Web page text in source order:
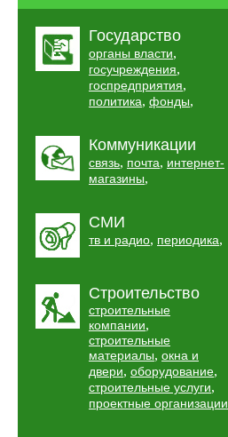
Государство
органы власти,
госучреждения,
госпредприятия,
политика, фонды,
Коммуникации
связь, почта, интернет-
магазины,
СМИ
тв и радио, периодика,
Строительство
строительные
компании,
строительные
материалы, окна и
двери, оборудование,
строительные услуги,
проектные организации